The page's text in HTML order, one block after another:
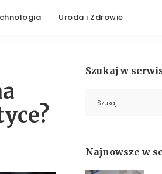
Uroda i Zdrowie
Szukaj w
Najnowsze w